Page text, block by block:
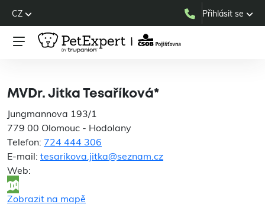
CZ Přihlásit se
MVDr. Jitka Tesaříková*
Jungmannova 193/1
779 00 Olomouc - Hodolany
Telefon: 724 444 306
E-mail: tesarikova.jitka@seznam.cz
Web:
Zobrazit na mapě